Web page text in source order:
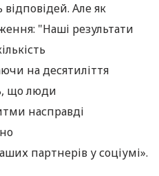
Але як
"Наші результати
на десятиліття
що люди
насправді
партнерів у соціумі».